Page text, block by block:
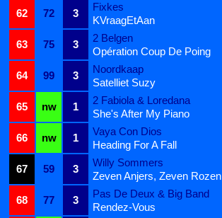
62
72 3
Fixkes
KVraagEtAan
63
75 3
2 Belgen
Opération Coup De Poing
64
99 3
Noordkaap
Satelliet Suzy
65
nw 1
2 Fabiola & Loredana
She's After My Piano
66
nw 1
Vaya Con Dios
Heading For A Fall
67
59 3
Willy Sommers
Zeven Anjers, Zeven Rozen
68
77 3
Pas De Deux & Big Band
Rendez-Vous